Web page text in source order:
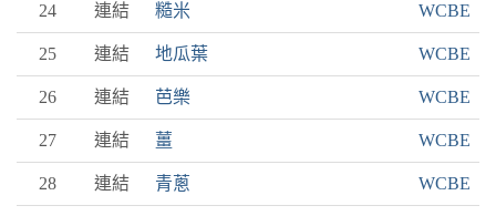
24 連結 糙米 WCBE
25 連結 地瓜葉 WCBE
26 連結 芭樂 WCBE
27 連結 薑 WCBE
28 連結 青蔥 WCBE